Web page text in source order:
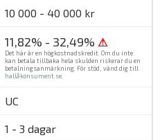
10 000 - 40 000 kr
11,82% - 32,49% ⚠
Det här är en högkostnadskredit. Om du inte
kan betala tillbaka hela skulden riskerar du en
betalningsanmärkning. För stöd, vänd dig till
hallåkonsument.se
UC
1 - 3 dagar